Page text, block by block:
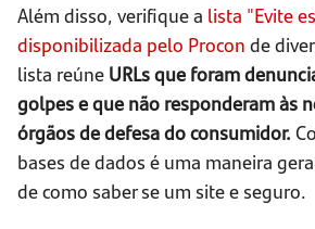
Além disso, verifique a lista "Evite
disponibilizada pelo Procon de
lista reúne URLs que foram
golpes e que não responderam às
órgãos de defesa do consumidor.
bases de dados é uma maneira
de como saber se um site e seguro.